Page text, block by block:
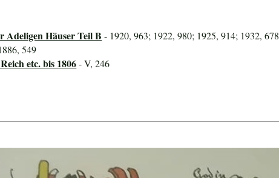
Adeligen Häuser Teil B - 1920, 963; 1922, 980; 1925, 914; 1932, 678
549
etc. bis 1806- V, 246